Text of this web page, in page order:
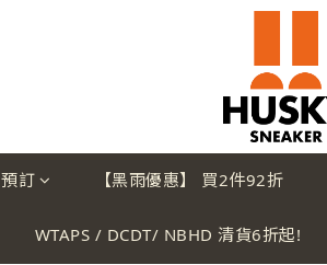
預訂 【黑雨優惠】 買2件92折
WTAPS / DCDT/ NBHD 清貨6折起!